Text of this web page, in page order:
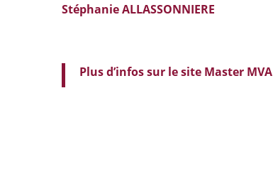
Stéphanie ALLASSONNIERE
Plus d’infos sur le site Master MVA